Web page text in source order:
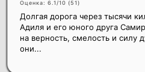
Оценка: 6.1/10 (51)
Долгая дорога через тысячи
Адиля и его юного друга
на верность, смелость и силу
они...